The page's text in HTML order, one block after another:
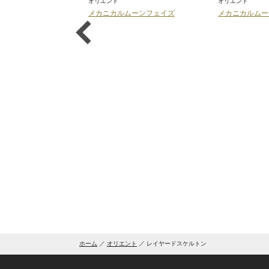
メカニカルムーンフェイズ メカニカルム
ホーム オリエント レイヤードスケルトン